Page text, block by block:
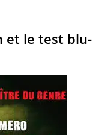
et le test blu-